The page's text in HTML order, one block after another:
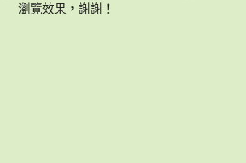
瀏覽效果，謝謝！